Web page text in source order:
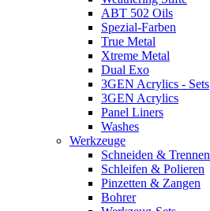
ABT 502 Oils
Spezial-Farben
True Metal
Xtreme Metal
Dual Exo
3GEN Acrylics - Sets
3GEN Acrylics
Panel Liners
Washes
Werkzeuge
Schneiden & Trennen
Schleifen & Polieren
Pinzetten & Zangen
Bohrer